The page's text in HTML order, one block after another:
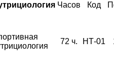
Часов Код
72 ч. НТ-01